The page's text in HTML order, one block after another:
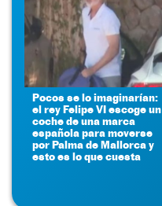
Pocos se lo imaginarían:
el rey Felipe VI escoge un
coche de una marca
española para moverse
por Palma de Mallorca y
esto es lo que cuesta